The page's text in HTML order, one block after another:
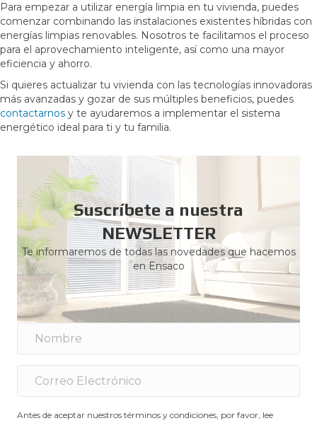
Para empezar a utilizar energía limpia en tu vivienda, puedes
comenzar combinando las instalaciones existentes híbridas con
energías limpias renovables. Nosotros te facilitamos el proceso
para el aprovechamiento inteligente, así como una mayor
eficiencia y ahorro.
Si quieres actualizar tu vivienda con las tecnologías innovadoras
más avanzadas y gozar de sus múltiples beneficios, puedes
contactarnos y te ayudaremos a implementar el sistema
energético ideal para ti y tu familia.
Suscríbete a nuestra
NEWSLETTER
Te informaremos de todas las novedades que hacemos
en Ensaco
Antes de aceptar nuestros términos y condiciones, por favor, lee